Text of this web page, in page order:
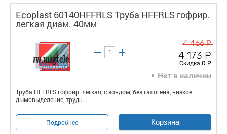
Ecoplast 60140HFFRLS Труба HFFRLS гофрир.
легкая диам. 40мм
4 466 Р
4 173 Р
Скидка 0 Р
Нет в наличии
Труба HFFRLS гофрир. легкая, с зондом, без галогена, низкое
дымовыделение, трудн...
Подробнее Корзина